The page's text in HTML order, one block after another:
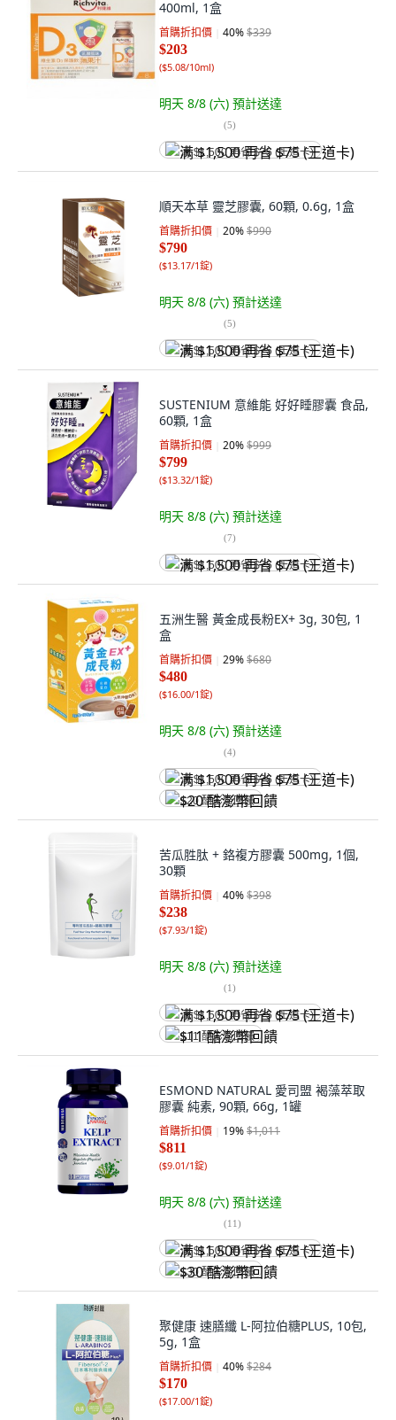
400ml, 1盒
首購折扣價 40%$339
$203
($5.08/10ml)
明天 8/8 (六) 預計送達
(5)
满 $1,500 再省 $75 (王道卡)
順天本草 靈芝膠囊, 60顆, 0.6g, 1盒
首購折扣價 20%$990
$790
($13.17/1錠)
明天 8/8 (六) 預計送達
(5)
满 $1,500 再省 $75 (王道卡)
SUSTENIUM 意維能 好好睡膠囊 食品,
60顆, 1盒
首購折扣價 20%$999
$799
($13.32/1錠)
明天 8/8 (六) 預計送達
(7)
满 $1,500 再省 $75 (王道卡)
五洲生醫 黃金成長粉EX+ 3g, 30包, 1
盒
首購折扣價 29%$680
$480
($16.00/1錠)
明天 8/8 (六) 預計送達
(4)
满 $1,500 再省 $75 (王道卡)
$20 酷澎幣回饋
苦瓜胜肽 + 鉻複方膠囊 500mg, 1個,
30顆
首購折扣價 40%$398
$238
($7.93/1錠)
明天 8/8 (六) 預計送達
(1)
满 $1,500 再省 $75 (王道卡)
$11 酷澎幣回饋
ESMOND NATURAL 愛司盟 褐藻萃取
膠囊 純素, 90顆, 66g, 1罐
首購折扣價 19%$1,011
$811
($9.01/1錠)
明天 8/8 (六) 預計送達
(11)
满 $1,500 再省 $75 (王道卡)
$30 酷澎幣回饋
聚健康 速膳纖 L-阿拉伯糖PLUS, 10包,
5g, 1盒
首購折扣價 40%$284
$170
($17.00/1錠)